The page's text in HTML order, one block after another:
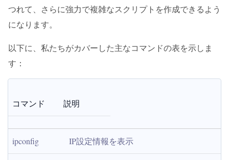
つれて、さらに強力で複雑なスクリプトを作成できるよう
になります。
以下に、私たちがカバーした主なコマンドの表を示しま
す：
コマンド 説明
ipconfig IP設定情報を表示